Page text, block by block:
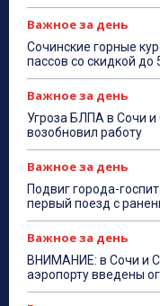
Важное за день
Сочинские горные
пассов со скидкой до
Важное за день
Угроза БЛПА в Сочи и
возобновил работу
Важное за день
Подвиг города-
первый поезд с
Важное за день
ВНИМАНИЕ: в Сочи и
аэропорту введены